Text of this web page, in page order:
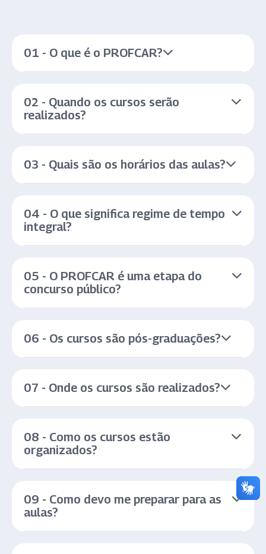
01 - O que é o PROFCAR?
02 - Quando os cursos serão
realizados?
03 - Quais são os horários das aulas?
04 - O que significa regime de tempo
integral?
05 - O PROFCAR é uma etapa do
concurso público?
06 - Os cursos são pós-graduações?
07 - Onde os cursos são realizados?
08 - Como os cursos estão
organizados?
09 - Como devo me preparar para as
aulas?